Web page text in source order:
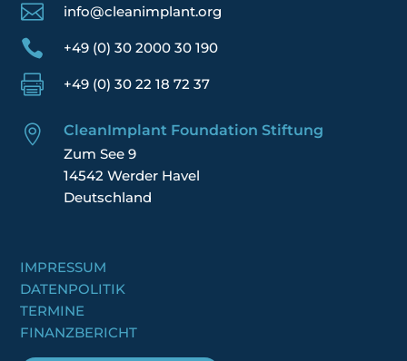
 info@cleanimplant.org
 +49 (0) 30 2000 30 190
 +49 (0) 30 22 18 72 37

CleanImplant Foundation Stiftung
Zum See 9
14542 Werder Havel
Deutschland
IMPRESSUM
DATENPOLITIK
TERMINE
FINANZBERICHT